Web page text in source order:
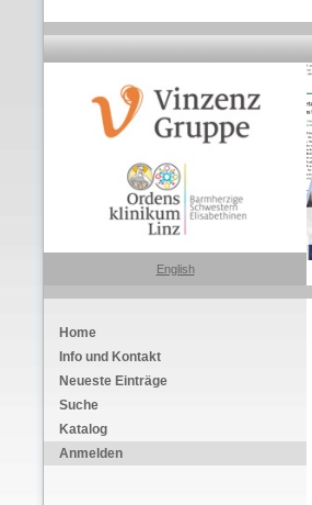
English
Home
Info und Kontakt
Neueste Einträge
Suche
Katalog
Anmelden